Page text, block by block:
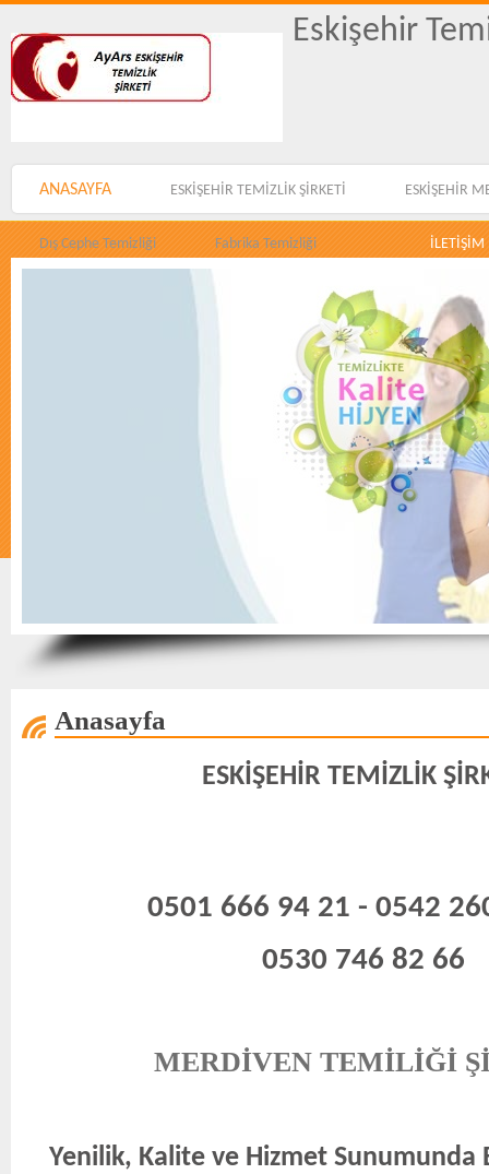
Eskişehir
ANASAYFA ESKİŞEHİR TEMİZLİK ŞİRKETİ ESKİŞEHİR
Dış Cephe Temizliği Fabrika Temizliği İLETİŞİM
Anasayfa
ESKİŞEHİR TEMİZLİK
0501 666 94 21 - 0542
0530 746 82 66
MERDİVEN TEMİLİĞİ
Yenilik, Kalite ve Hizmet Sunumunda